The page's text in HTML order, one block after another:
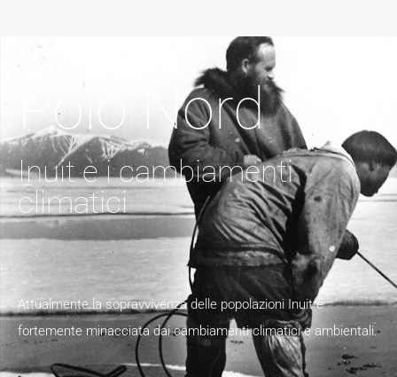
Polo Nord
Inuit e i cambiamenti
climatici
Attualmente la sopravvivenza delle popolazioni Inuit è
fortemente minacciata dai cambiamenti climatici e ambientali.